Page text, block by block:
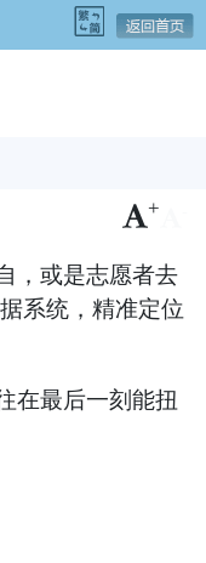
+
，或是志愿者去
系统，精准定位
在最后一刻能扭